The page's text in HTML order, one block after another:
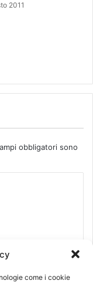
come i cookie
2011
obbligatori sono